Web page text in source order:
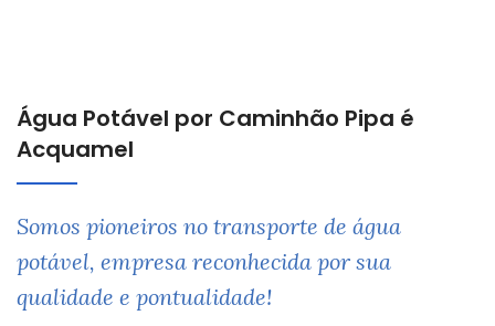
Água Potável por Caminhão Pipa é
Acquamel
Somos pioneiros no transporte de água
potável, empresa reconhecida por sua
qualidade e pontualidade!